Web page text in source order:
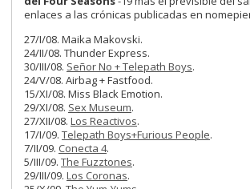
enlaces a las crónicas publicadas en
27/I/08. Maika Makovski.
24/II/08. Thunder Express.
30/III/08. Señor No + Telepath Boys.
24/V/08. Airbag + Fastfood.
15/XI/08. Miss Black Emotion.
29/XI/08. Sex Museum.
27/XII/08. Los Reactivos.
17/I/09. Telepath Boys+Furious People.
7/II/09. Conecta 4.
5/III/09. The Fuzztones.
29/III/09. Los Coronas.